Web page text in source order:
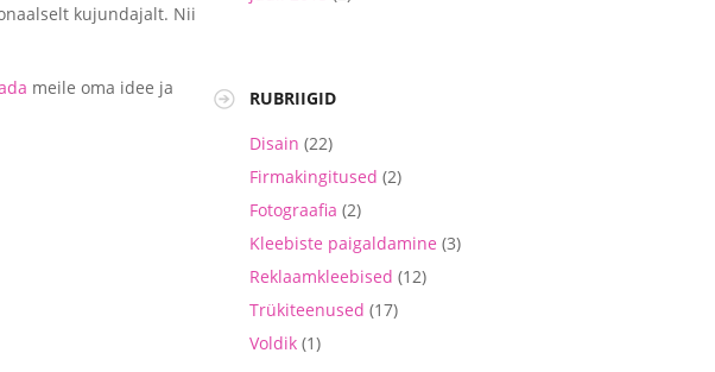
kujundajalt. Nii
meile oma idee ja
RUBRIIGID
Disain (22)
Firmakingitused (2)
Fotograafia (2)
Kleebiste paigaldamine (3)
Reklaamkleebised (12)
Trükiteenused (17)
Voldik (1)